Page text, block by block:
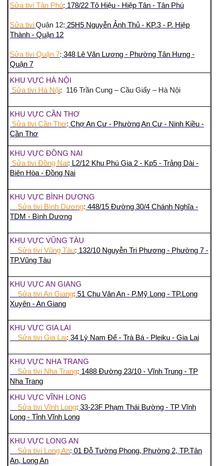
Sửa tivi Tân Phú: 178/22 Tô Hiệu - Hiệp Tân - Tân Phú
Sửa tivi Quận 12: 25H5 Nguyễn Ảnh Thủ - KP.3 - P. Hiệp
Thành - Quận 12
Sửa tivi Quận 7: 348 Lê Văn Lương - Phường Tân Hưng -
Quận 7
KHU VỰC HÀ NỘI
Sửa tivi Hà Nội: 116 Trần Cung – Cầu Giấy – Hà Nội
KHU VỰC CẦN THƠ
Sửa tivi Cần Thơ: Chợ An Cư - Phường An Cư - Ninh Kiều -
Cần Thơ
KHU VỰC ĐỒNG NAI
Sửa tivi Đồng Nai: L2/12 Khu Phú Gia 2 - Kp5 - Trảng Dài -
Biên Hòa - Đồng Nai
KHU VỰC BÌNH DƯƠNG
Sửa tivi Bình Dương: 448/15 Đường 30/4 Chánh Nghĩa -
TDM - Bình Dương
KHU VỰC VŨNG TÀU
Sửa tivi Vũng Tàu: 132/10 Nguyễn Tri Phương - Phường 7 -
TP.Vũng Tàu
KHU VỰC AN GIANG
Sửa tivi An Giang: 51 Chu Văn An - P.Mỹ Long - TP.Long
Xuyên - An Giang
KHU VỰC GIA LAI
Sửa tivi Gia Lai: 34 Lý Nam Đế - Trà Bá - Pleiku - Gia Lai
KHU VỰC NHA TRANG
Sửa tivi Nha Trang: 1488 Đường 23/10 - Vĩnh Trung - TP
Nha Trang
KHU VỰC VĨNH LONG
Sửa tivi Vĩnh Long: 33-23F Phạm Thái Bường - TP Vĩnh
Long - Tỉnh Vĩnh Long
KHU VỰC LONG AN
Sửa tivi Long An: 01 Đỗ Tường Phong, Phường 2, TP.Tân
An, Long An